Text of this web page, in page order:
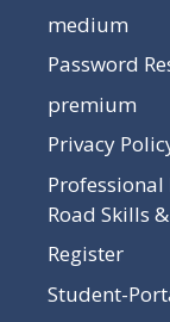
medium
Password
premium
Privacy
Road Skills
Register
Student-